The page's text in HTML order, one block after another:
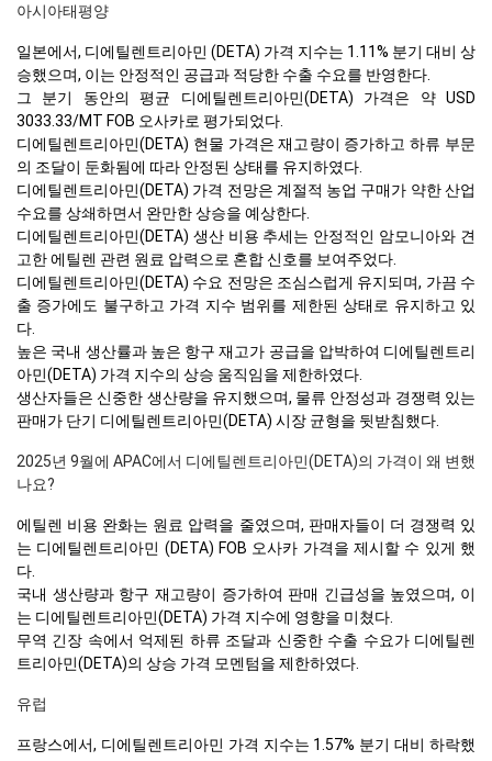
아시아태평양
일본에서, 디에틸렌트리아민 (DETA) 가격 지수는 1.11% 분기 대비 상
승했으며, 이는 안정적인 공급과 적당한 수출 수요를 반영한다.
그 분기 동안의 평균 디에틸렌트리아민(DETA) 가격은 약 USD
3033.33/MT FOB 오사카로 평가되었다.
디에틸렌트리아민(DETA) 현물 가격은 재고량이 증가하고 하류 부문
의 조달이 둔화됨에 따라 안정된 상태를 유지하였다.
디에틸렌트리아민(DETA) 가격 전망은 계절적 농업 구매가 약한 산업
수요를 상쇄하면서 완만한 상승을 예상한다.
디에틸렌트리아민(DETA) 생산 비용 추세는 안정적인 암모니아와 견
고한 에틸렌 관련 원료 압력으로 혼합 신호를 보여주었다.
디에틸렌트리아민(DETA) 수요 전망은 조심스럽게 유지되며, 가끔 수
출 증가에도 불구하고 가격 지수 범위를 제한된 상태로 유지하고 있
다.
높은 국내 생산률과 높은 항구 재고가 공급을 압박하여 디에틸렌트리
아민(DETA) 가격 지수의 상승 움직임을 제한하였다.
생산자들은 신중한 생산량을 유지했으며, 물류 안정성과 경쟁력 있는
판매가 단기 디에틸렌트리아민(DETA) 시장 균형을 뒷받침했다.
2025년 9월에 APAC에서 디에틸렌트리아민(DETA)의 가격이 왜 변했
나요?
에틸렌 비용 완화는 원료 압력을 줄였으며, 판매자들이 더 경쟁력 있
는 디에틸렌트리아민 (DETA) FOB 오사카 가격을 제시할 수 있게 했
다.
국내 생산량과 항구 재고량이 증가하여 판매 긴급성을 높였으며, 이
는 디에틸렌트리아민(DETA) 가격 지수에 영향을 미쳤다.
무역 긴장 속에서 억제된 하류 조달과 신중한 수출 수요가 디에틸렌
트리아민(DETA)의 상승 가격 모멘텀을 제한하였다.
유럽
프랑스에서, 디에틸렌트리아민 가격 지수는 1.57% 분기 대비 하락했